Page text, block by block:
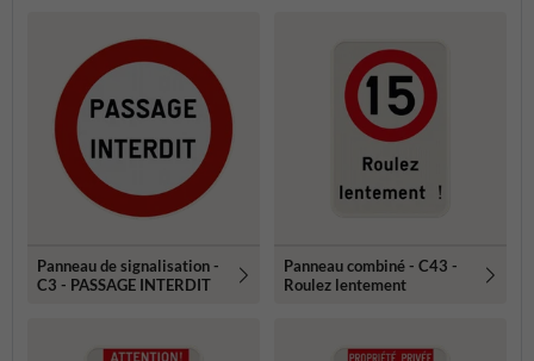
Panneau de signalisation -
C3 - PASSAGE INTERDIT
Panneau combiné - C43 -
Roulez lentement